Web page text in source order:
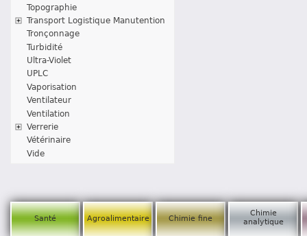
Topographie
Transport Logistique Manutention
Tronçonnage
Turbidité
Ultra-Violet
UPLC
Vaporisation
Ventilateur
Ventilation
Verrerie
Vétérinaire
Vide
Santé Agroalimentaire Chimie fine
Chimie
analytique